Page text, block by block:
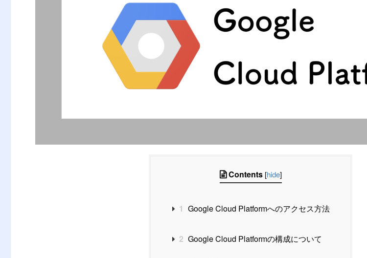
Contents [hide]
1 Google Cloud Platformへのアクセス方法
2 Google Cloud Platformの構成について